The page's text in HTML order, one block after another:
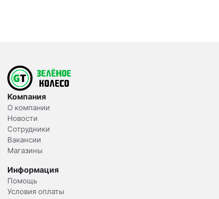
Компания
О компании
Новости
Сотрудники
Вакансии
Магазины
Информация
Помощь
Условия оплаты